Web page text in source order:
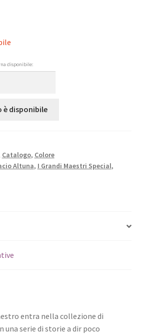
disponibile:
è disponibile
Catalogo, Colore
Altuna, I Grandi Maestri Special,
entra nella collezione di
una serie di storie a dir poco